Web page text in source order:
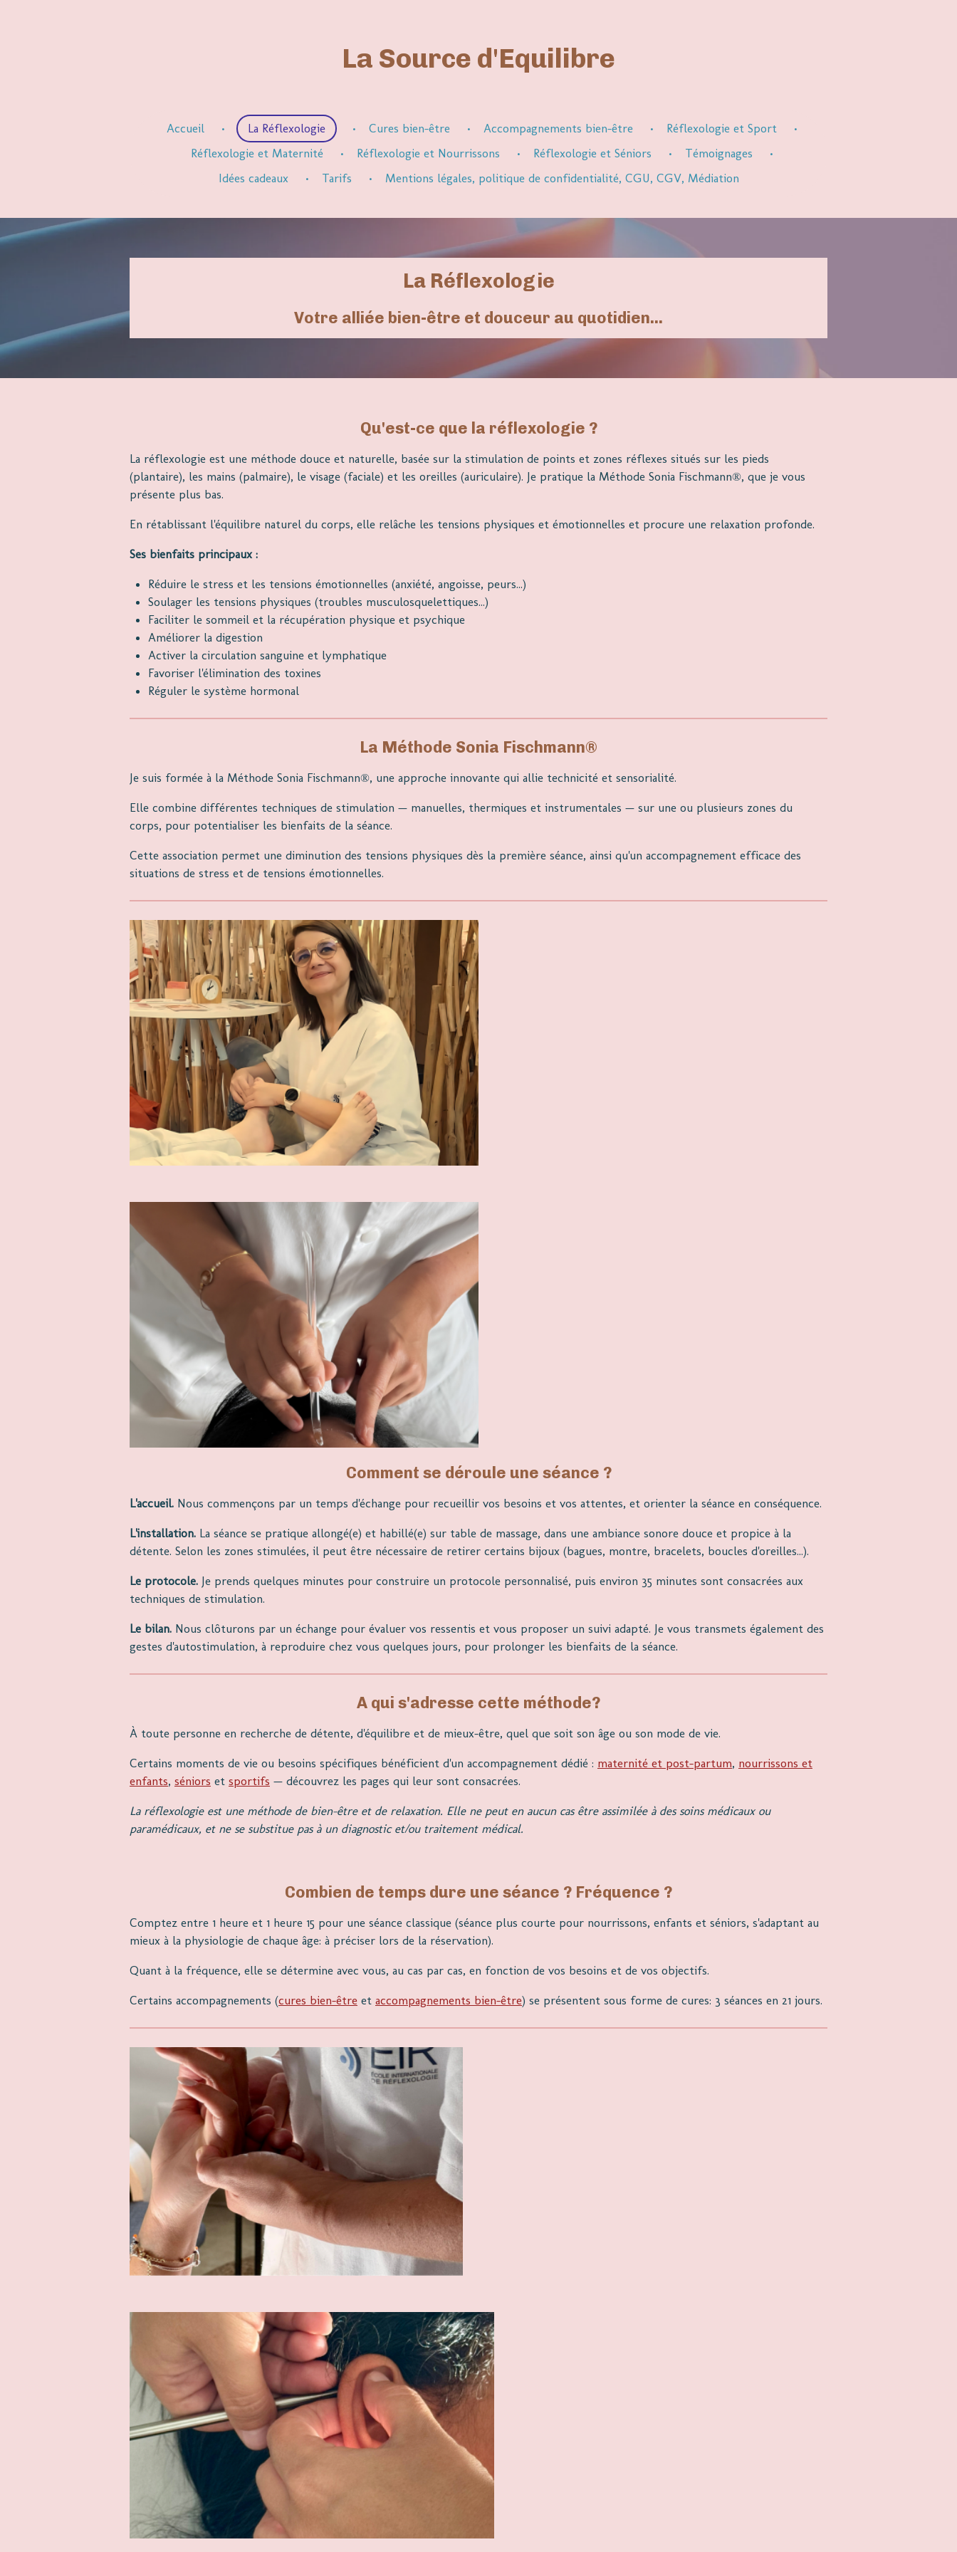
La Source d'Equilibre
Accueil La Réflexologie Cures bien-être Accompagnements bien-être
Réflexologie et Sport
Réflexologie et Maternité
Réflexologie et Nourrissons Réflexologie et Séniors
Témoignages
Idées cadeaux
Tarifs Mentions légales, politique de confidentialité, CGU, CGV, Médiation
La Réflexologie
Votre alliée bien-être et douceur au quotidien...
Qu'est-ce que la réflexologie ?
La réflexologie est une méthode douce et naturelle, basée sur la stimulation de points et zones réflexes situés sur les pieds
(plantaire), les mains (palmaire), le visage (faciale) et les oreilles (auriculaire). Je pratique la Méthode Sonia Fischmann®, que je vous
présente plus bas.
En rétablissant l'équilibre naturel du corps, elle relâche les tensions physiques et émotionnelles et procure une relaxation profonde.
Ses bienfaits principaux :
Réduire le stress et les tensions émotionnelles (anxiété, angoisse, peurs...)
Soulager les tensions physiques (troubles musculosquelettiques...)
Faciliter le sommeil et la récupération physique et psychique
Améliorer la digestion
Activer la circulation sanguine et lymphatique
Favoriser l'élimination des toxines
Réguler le système hormonal
La Méthode Sonia Fischmann®
Je suis formée à la Méthode Sonia Fischmann®, une approche innovante qui allie technicité et sensorialité.
Elle combine différentes techniques de stimulation — manuelles, thermiques et instrumentales — sur une ou plusieurs zones du
corps, pour potentialiser les bienfaits de la séance.
Cette association permet une diminution des tensions physiques dès la première séance, ainsi qu'un accompagnement efficace des
situations de stress et de tensions émotionnelles.
Comment se déroule une séance ?
L'accueil. Nous commençons par un temps d'échange pour recueillir vos besoins et vos attentes, et orienter la séance en conséquence.
L'installation. La séance se pratique allongé(e) et habillé(e) sur table de massage, dans une ambiance sonore douce et propice à la
détente. Selon les zones stimulées, il peut être nécessaire de retirer certains bijoux (bagues, montre, bracelets, boucles d'oreilles...).
Le protocole. Je prends quelques minutes pour construire un protocole personnalisé, puis environ 35 minutes sont consacrées aux
techniques de stimulation.
Le bilan. Nous clôturons par un échange pour évaluer vos ressentis et vous proposer un suivi adapté. Je vous transmets également des
gestes d'autostimulation, à reproduire chez vous quelques jours, pour prolonger les bienfaits de la séance.
A qui s'adresse cette méthode?
À toute personne en recherche de détente, d'équilibre et de mieux-être, quel que soit son âge ou son mode de vie.
Certains moments de vie ou besoins spécifiques bénéficient d'un accompagnement dédié : maternité et post-partum, nourrissons et
enfants, séniors et sportifs — découvrez les pages qui leur sont consacrées.
La réflexologie est une méthode de bien-être et de relaxation. Elle ne peut en aucun cas être assimilée à des soins médicaux ou
paramédicaux, et ne se substitue pas à un diagnostic et/ou traitement médical.
Combien de temps dure une séance ? Fréquence ?
Comptez entre 1 heure et 1 heure 15 pour une séance classique (séance plus courte pour nourrissons, enfants et séniors, s'adaptant au
mieux à la physiologie de chaque âge: à préciser lors de la réservation).
Quant à la fréquence, elle se détermine avec vous, au cas par cas, en fonction de vos besoins et de vos objectifs.
Certains accompagnements (cures bien-être et accompagnements bien-être) se présentent sous forme de cures: 3 séances en 21 jours.